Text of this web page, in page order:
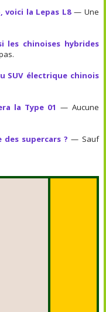
voici la Lepas L8— Une
les chinoises hybrides
SUV électrique chinois
la Type 01 — Aucune
supercars ? — Sauf